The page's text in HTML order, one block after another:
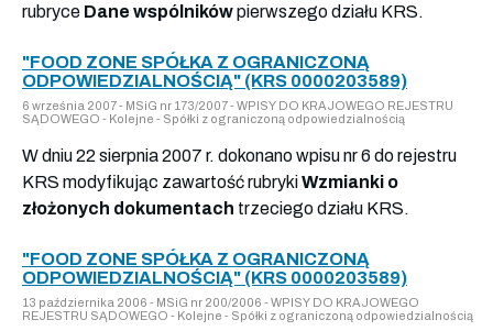
rubryce Dane wspólnikówpierwszego działu KRS.
"FOOD ZONE SPÓŁKA Z OGRANICZONĄ
ODPOWIEDZIALNOŚCIĄ" (KRS 0000203589)
6 września 2007 - MSiG nr 173/2007 - WPISY DO KRAJOWEGO REJESTRU
SĄDOWEGO - Kolejne - Spółki z ograniczoną odpowiedzialnością
W dniu 22 sierpnia 2007 r. dokonano wpisu nr 6 do rejestru
KRS modyfikując zawartość rubrykiWzmianki o
złożonych dokumentach trzeciego działu KRS.
"FOOD ZONE SPÓŁKA Z OGRANICZONĄ
ODPOWIEDZIALNOŚCIĄ" (KRS 0000203589)
13 października 2006 - MSiG nr 200/2006 - WPISY DO KRAJOWEGO
REJESTRU SĄDOWEGO - Kolejne - Spółki z ograniczoną odpowiedzialnością